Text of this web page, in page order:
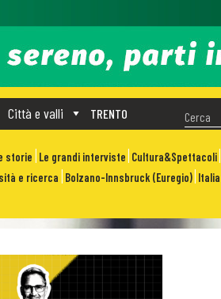
TRENTO
Città e valli
storie Le grandi interviste Cultura&Spettacoli
e ricerca Bolzano-Innsbruck (Euregio) Italia